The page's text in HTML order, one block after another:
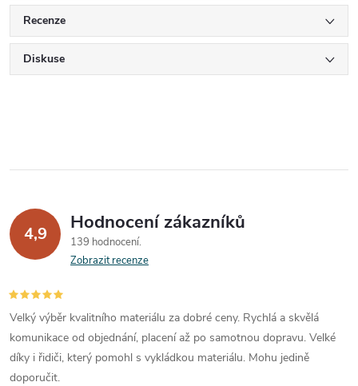
Recenze
Diskuse
4,9 Hodnocení zákazníků
139 hodnocení
Zobrazit recenze
Velký výběr kvalitního materiálu za dobré ceny. Rychlá a skvělá
komunikace od objednání, placení až po samotnou dopravu. Velké
díky i řidiči, který pomohl s vykládkou materiálu. Mohu jedině
doporučit.